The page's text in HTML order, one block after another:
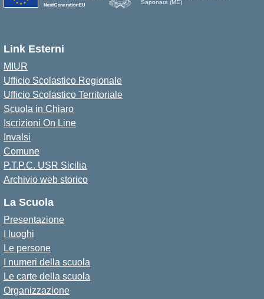
Saponara (ME)
Link Esterni
MIUR
Ufficio Scolastico Regionale
Ufficio Scolastico Territoriale
Scuola in Chiaro
Iscrizioni On Line
Invalsi
Comune
P.T.P.C. USR Sicilia
Archivio web storico
La Scuola
Presentazione
I luoghi
Le persone
I numeri della scuola
Le carte della scuola
Organizzazione